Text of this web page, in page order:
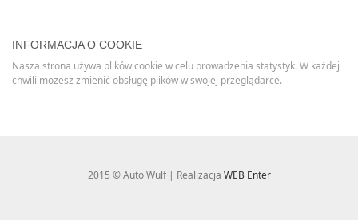
INFORMACJA O COOKIE
Nasza strona używa plików cookie w celu prowadzenia statystyk. W każdej
chwili możesz zmienić obsługę plików w swojej przeglądarce.
2015 © Auto Wulf | Realizacja WEB Enter